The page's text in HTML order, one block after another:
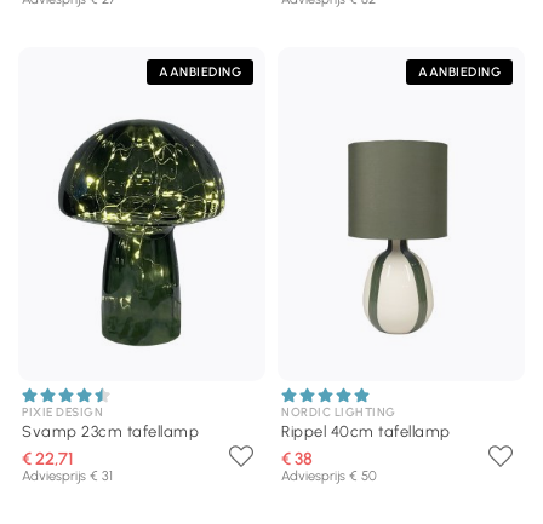
AANBIEDING
PIXIE DESIGN
Svamp 23cm tafellamp
€ 22,71
Adviesprijs € 31
AANBIEDING
NORDIC LIGHTING
Rippel 40cm tafellamp
€ 38
Adviesprijs € 50